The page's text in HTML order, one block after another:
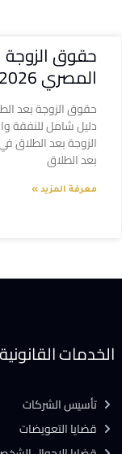
حقوق الزوجة
المصري 2026
دليل شامل للنفقة
الزوجة بعد الطلاق
بعد الطلاق
معرفة المزيد »
الخدمات القانونية
تأسيس الشركات
قضايا التعويضات